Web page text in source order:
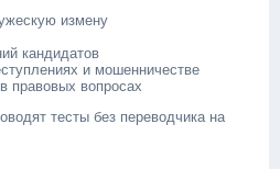
измену
кандидатов
и мошенничестве
правовых вопросах
тесты без переводчика на